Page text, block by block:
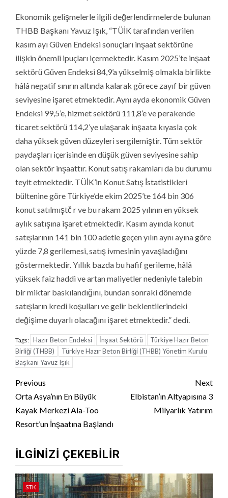
Ekonomik gelişmelerle ilgili değerlendirmelerde bulunan
THBB Başkanı Yavuz Işık, “TÜİK tarafından verilen
kasım ayı Güven Endeksi sonuçları inşaat sektörüne
ilişkin önemli ipuçları içermektedir. Kasım 2025’te inşaat
sektörü Güven Endeksi 84,9’a yükselmiş olmakla birlikte
hâlâ negatif sınırın altında kalarak görece zayıf bir güven
seviyesine işaret etmektedir. Aynı ayda ekonomik Güven
Endeksi 99,5’e, hizmet sektörü 111,8’e ve perakende
ticaret sektörü 114,2’ye ulaşarak inşaata kıyasla çok
daha yüksek güven düzeyleri sergilemiştir. Tüm sektör
paydaşları içerisinde en düşük güven seviyesine sahip
olan sektör inşaattır. Konut satış rakamları da bu durumu
teyit etmektedir. TÜİK’in Konut Satış İstatistikleri
bültenine göre Türkiye’de ekim 2025’te 164 bin 306
konut satılmıştč r ve bu rakam 2025 yılının en yüksek
aylık satışına işaret etmektedir. Kasım ayında konut
satışlarının 141 bin 100 adetle geçen yılın aynı ayına göre
yüzde 7,8 gerilemesi, satış ivmesinin yavaşladığını
göstermektedir. Yıllık bazda bu hafif gerileme, hâlâ
yüksek faiz haddi ve artan maliyetler nedeniyle talebin
bir miktar baskılandığını, bundan sonraki dönemde
satışların kredi koşulları ve gelir beklentilerindeki
değişime duyarlı olacağını işaret etmektedir.” dedi.
Tags: Hazır Beton Endeksi İnşaat Sektörü
Türkiye Hazır Beton
Birliği (THBB)
Türkiye Hazır Beton Birliği (THBB) Yönetim Kurulu
Başkanı Yavuz Işık
Continue
Reading
Previous
Orta Asya’nın En Büyük
Kayak Merkezi Ala-Too
Resort’un İnşaatına Başlandı
Next
Elbistan’ın Altyapısına 3
Milyarlık Yatırım
İLGINIZI ÇEKEBILIR
STK